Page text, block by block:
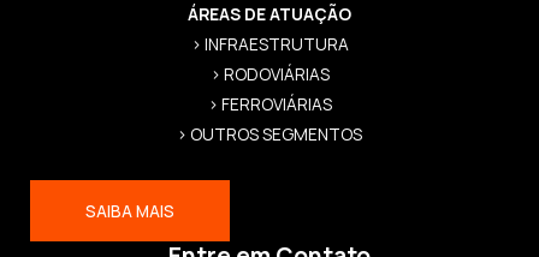
ÁREAS DE ATUAÇÃO
> INFRAESTRUTURA
> RODOVIÁRIAS
> FERROVIÁRIAS
> OUTROS SEGMENTOS
SAIBA MAIS